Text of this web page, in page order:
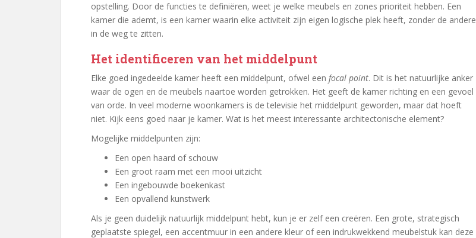
opstelling. Door de functies te definiëren, weet je welke meubels en zones prioriteit hebben. Een
kamer die ademt, is een kamer waarin elke activiteit zijn eigen logische plek heeft, zonder de andere
in de weg te zitten.
Het identificeren van het middelpunt
Elke goed ingedeelde kamer heeft een middelpunt, ofwel een focal point. Dit is het natuurlijke anker
waar de ogen en de meubels naartoe worden getrokken. Het geeft de kamer richting en een gevoel
van orde. In veel moderne woonkamers is de televisie het middelpunt geworden, maar dat hoeft
niet. Kijk eens goed naar je kamer. Wat is het meest interessante architectonische element?
Mogelijke middelpunten zijn:
Een open haard of schouw
Een groot raam met een mooi uitzicht
Een ingebouwde boekenkast
Een opvallend kunstwerk
Als je geen duidelijk natuurlijk middelpunt hebt, kun je er zelf een creëren. Een grote, strategisch
geplaatste spiegel, een accentmuur in een andere kleur of een indrukwekkend meubelstuk kan deze